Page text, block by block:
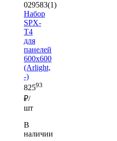
029583(1)
Набор
SPX-
T4
для
панелей
600x600
(Arlight,
-)
82593
₽/
шт
В
наличии